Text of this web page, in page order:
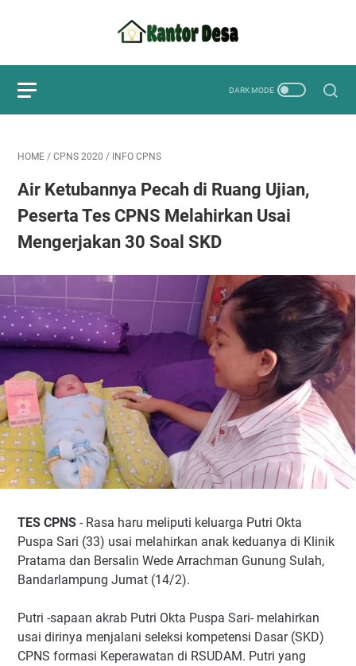
HOME / CPNS 2020 / INFO CPNS
Air Ketubannya Pecah di Ruang Ujian,
Peserta Tes CPNS Melahirkan Usai
Mengerjakan 30 Soal SKD
TES CPNS - Rasa haru meliputi keluarga Putri Okta
Puspa Sari (33) usai melahirkan anak keduanya di Klinik
Pratama dan Bersalin Wede Arrachman Gunung Sulah,
Bandarlampung Jumat (14/2).
Putri -sapaan akrab Putri Okta Puspa Sari- melahirkan
usai dirinya menjalani seleksi kompetensi Dasar (SKD)
CPNS formasi Keperawatan di RSUDAM. Putri yang